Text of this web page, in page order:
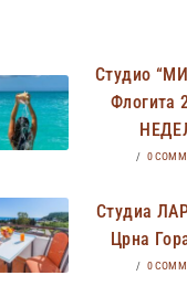
Студио
Флогита
/ 0
Студиа
Црна
/ 0